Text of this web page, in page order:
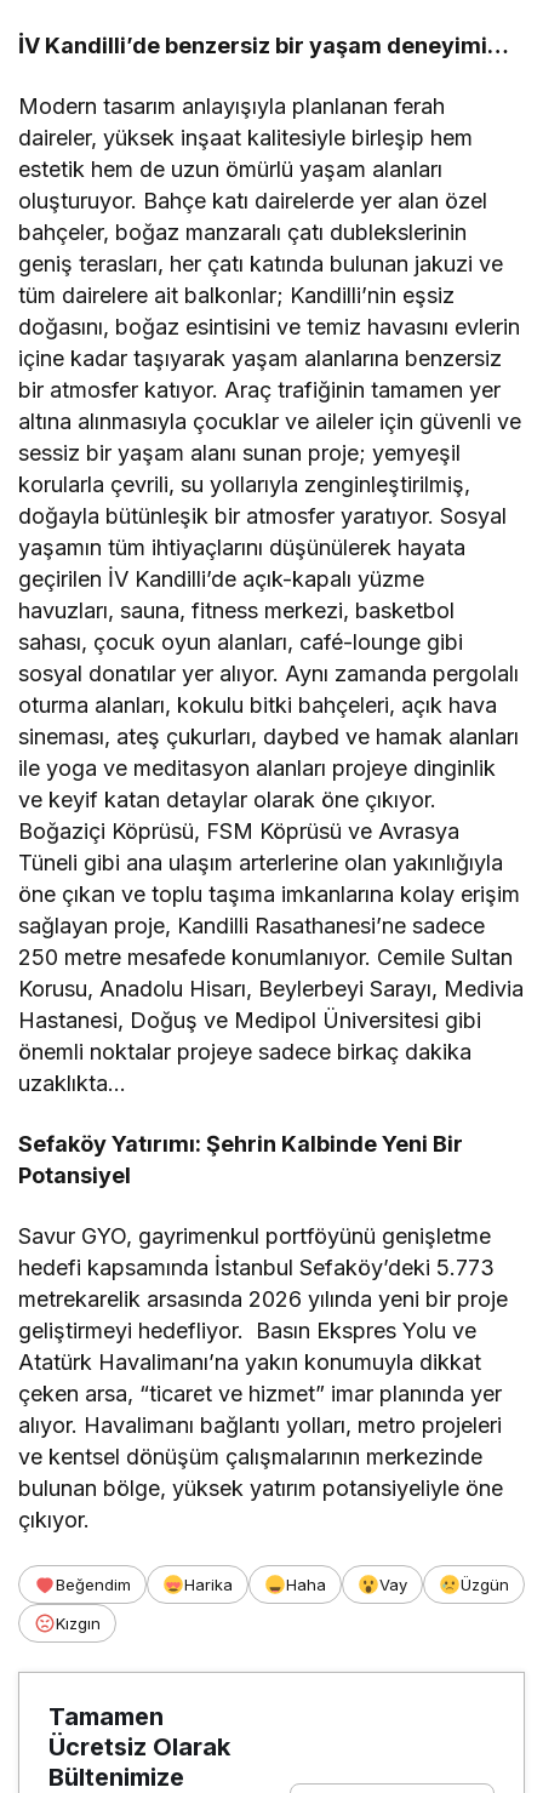
İV Kandilli’de benzersiz bir yaşam deneyimi…
Modern tasarım anlayışıyla planlanan ferah
daireler, yüksek inşaat kalitesiyle birleşip hem
estetik hem de uzun ömürlü yaşam alanları
oluşturuyor. Bahçe katı dairelerde yer alan özel
bahçeler, boğaz manzaralı çatı dublekslerinin
geniş terasları, her çatı katında bulunan jakuzi ve
tüm dairelere ait balkonlar; Kandilli’nin eşsiz
doğasını, boğaz esintisini ve temiz havasını evlerin
içine kadar taşıyarak yaşam alanlarına benzersiz
bir atmosfer katıyor. Araç trafiğinin tamamen yer
altına alınmasıyla çocuklar ve aileler için güvenli ve
sessiz bir yaşam alanı sunan proje; yemyeşil
korularla çevrili, su yollarıyla zenginleştirilmiş,
doğayla bütünleşik bir atmosfer yaratıyor. Sosyal
yaşamın tüm ihtiyaçlarını düşünülerek hayata
geçirilen İV Kandilli’de açık-kapalı yüzme
havuzları, sauna, fitness merkezi, basketbol
sahası, çocuk oyun alanları, café-lounge gibi
sosyal donatılar yer alıyor. Aynı zamanda pergolalı
oturma alanları, kokulu bitki bahçeleri, açık hava
sineması, ateş çukurları, daybed ve hamak alanları
ile yoga ve meditasyon alanları projeye dinginlik
ve keyif katan detaylar olarak öne çıkıyor.
Boğaziçi Köprüsü, FSM Köprüsü ve Avrasya
Tüneli gibi ana ulaşım arterlerine olan yakınlığıyla
öne çıkan ve toplu taşıma imkanlarına kolay erişim
sağlayan proje, Kandilli Rasathanesi’ne sadece
250 metre mesafede konumlanıyor. Cemile Sultan
Korusu, Anadolu Hisarı, Beylerbeyi Sarayı, Medivia
Hastanesi, Doğuş ve Medipol Üniversitesi gibi
önemli noktalar projeye sadece birkaç dakika
uzaklıkta…
Sefaköy Yatırımı: Şehrin Kalbinde Yeni Bir
Potansiyel
Savur GYO, gayrimenkul portföyünü genişletme
hedefi kapsamında İstanbul Sefaköy’deki 5.773
metrekarelik arsasında 2026 yılında yeni bir proje
geliştirmeyi hedefliyor. Basın Ekspres Yolu ve
Atatürk Havalimanı’na yakın konumuyla dikkat
çeken arsa, “ticaret ve hizmet” imar planında yer
alıyor. Havalimanı bağlantı yolları, metro projeleri
ve kentsel dönüşüm çalışmalarının merkezinde
bulunan bölge, yüksek yatırım potansiyeliyle öne
çıkıyor.
Beğendim Harika Haha Vay
Üzgün
Kızgın
Tamamen
Ücretsiz Olarak
Bültenimize